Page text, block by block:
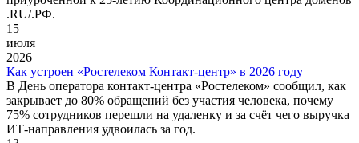
.RU/.РФ.
15
июля
2026
Как устроен «Ростелеком Контакт-центр» в 2026 году
В День оператора контакт-центра «Ростелеком» сообщил, как
закрывает до 80% обращений без участия человека, почему
75% сотрудников перешли на удаленку и за счёт чего выручка
ИТ-направления удвоилась за год.